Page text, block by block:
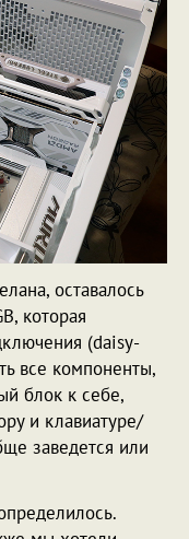
оставалось
которая
(daisy-
все компоненты,
блок к себе,
и клавиатуре/
заведется или